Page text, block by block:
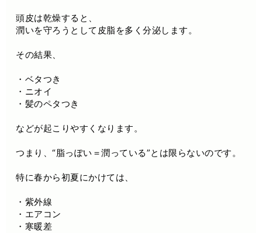
頭皮は乾燥すると、
潤いを守ろうとして皮脂を多く分泌します。
その結果、
・ベタつき
・ニオイ
・髪のペタつき
などが起こりやすくなります。
つまり、“脂っぽい＝潤っている”とは限らないのです。
特に春から初夏にかけては、
・紫外線
・エアコン
・寒暖差